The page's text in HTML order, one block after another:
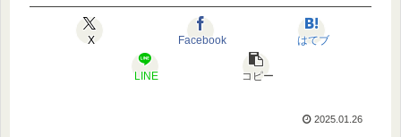
X Facebook はてブ
LINE コピー
2025.01.26